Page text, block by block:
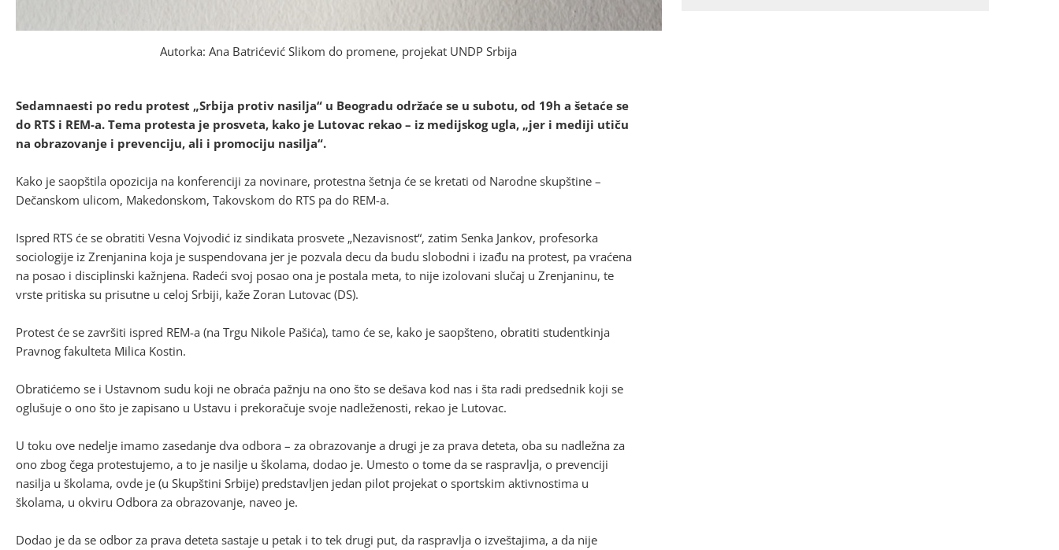
Autorka: Ana Batrićević Slikom do promene, projekat UNDP Srbija
Sedamnaesti po redu protest „Srbija protiv nasilja“ u Beogradu održaće se u subotu, od 19h a šetaće se
do RTS i REM-a. Tema protesta je prosveta, kako je Lutovac rekao – iz medijskog ugla, „jer i mediji utiču
na obrazovanje i prevenciju, ali i promociju nasilja“.
Kako je saopštila opozicija na konferenciji za novinare, protestna šetnja će se kretati od Narodne skupštine –
Dečanskom ulicom, Makedonskom, Takovskom do RTS pa do REM-a.
Ispred RTS će se obratiti Vesna Vojvodić iz sindikata prosvete „Nezavisnost“, zatim Senka Jankov, profesorka
sociologije iz Zrenjanina koja je suspendovana jer je pozvala decu da budu slobodni i izađu na protest, pa vraćena
na posao i disciplinski kažnjena. Radeći svoj posao ona je postala meta, to nije izolovani slučaj u Zrenjaninu, te
vrste pritiska su prisutne u celoj Srbiji, kaže Zoran Lutovac (DS).
Protest će se završiti ispred REM-a (na Trgu Nikole Pašića), tamo će se, kako je saopšteno, obratiti studentkinja
Pravnog fakulteta Milica Kostin.
Obratićemo se i Ustavnom sudu koji ne obraća pažnju na ono što se dešava kod nas i šta radi predsednik koji se
oglušuje o ono što je zapisano u Ustavu i prekoračuje svoje nadleženosti, rekao je Lutovac.
U toku ove nedelje imamo zasedanje dva odbora – za obrazovanje a drugi je za prava deteta, oba su nadležna za
ono zbog čega protestujemo, a to je nasilje u školama, dodao je. Umesto o tome da se raspravlja, o prevenciji
nasilja u školama, ovde je (u Skupštini Srbije) predstavljen jedan pilot projekat o sportskim aktivnostima u
školama, u okviru Odbora za obrazovanje, naveo je.
Dodao je da se odbor za prava deteta sastaje u petak i to tek drugi put, da raspravlja o izveštajima, a da nije